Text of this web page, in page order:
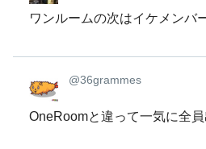
ワンルームの次はイケメンバ
@36grammes
OneRoomと違って一気に全